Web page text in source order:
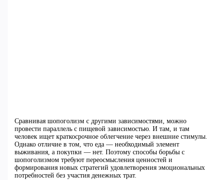
Сравнивая шопоголизм с другими зависимостями, можно
провести параллель с пищевой зависимостью. И там, и там
человек ищет краткосрочное облегчение через внешние стимулы.
Однако отличие в том, что еда — необходимый элемент
выживания, а покупки — нет. Поэтому способы борьбы с
шопоголизмом требуют переосмысления ценностей и
формирования новых стратегий удовлетворения эмоциональных
потребностей без участия денежных трат.